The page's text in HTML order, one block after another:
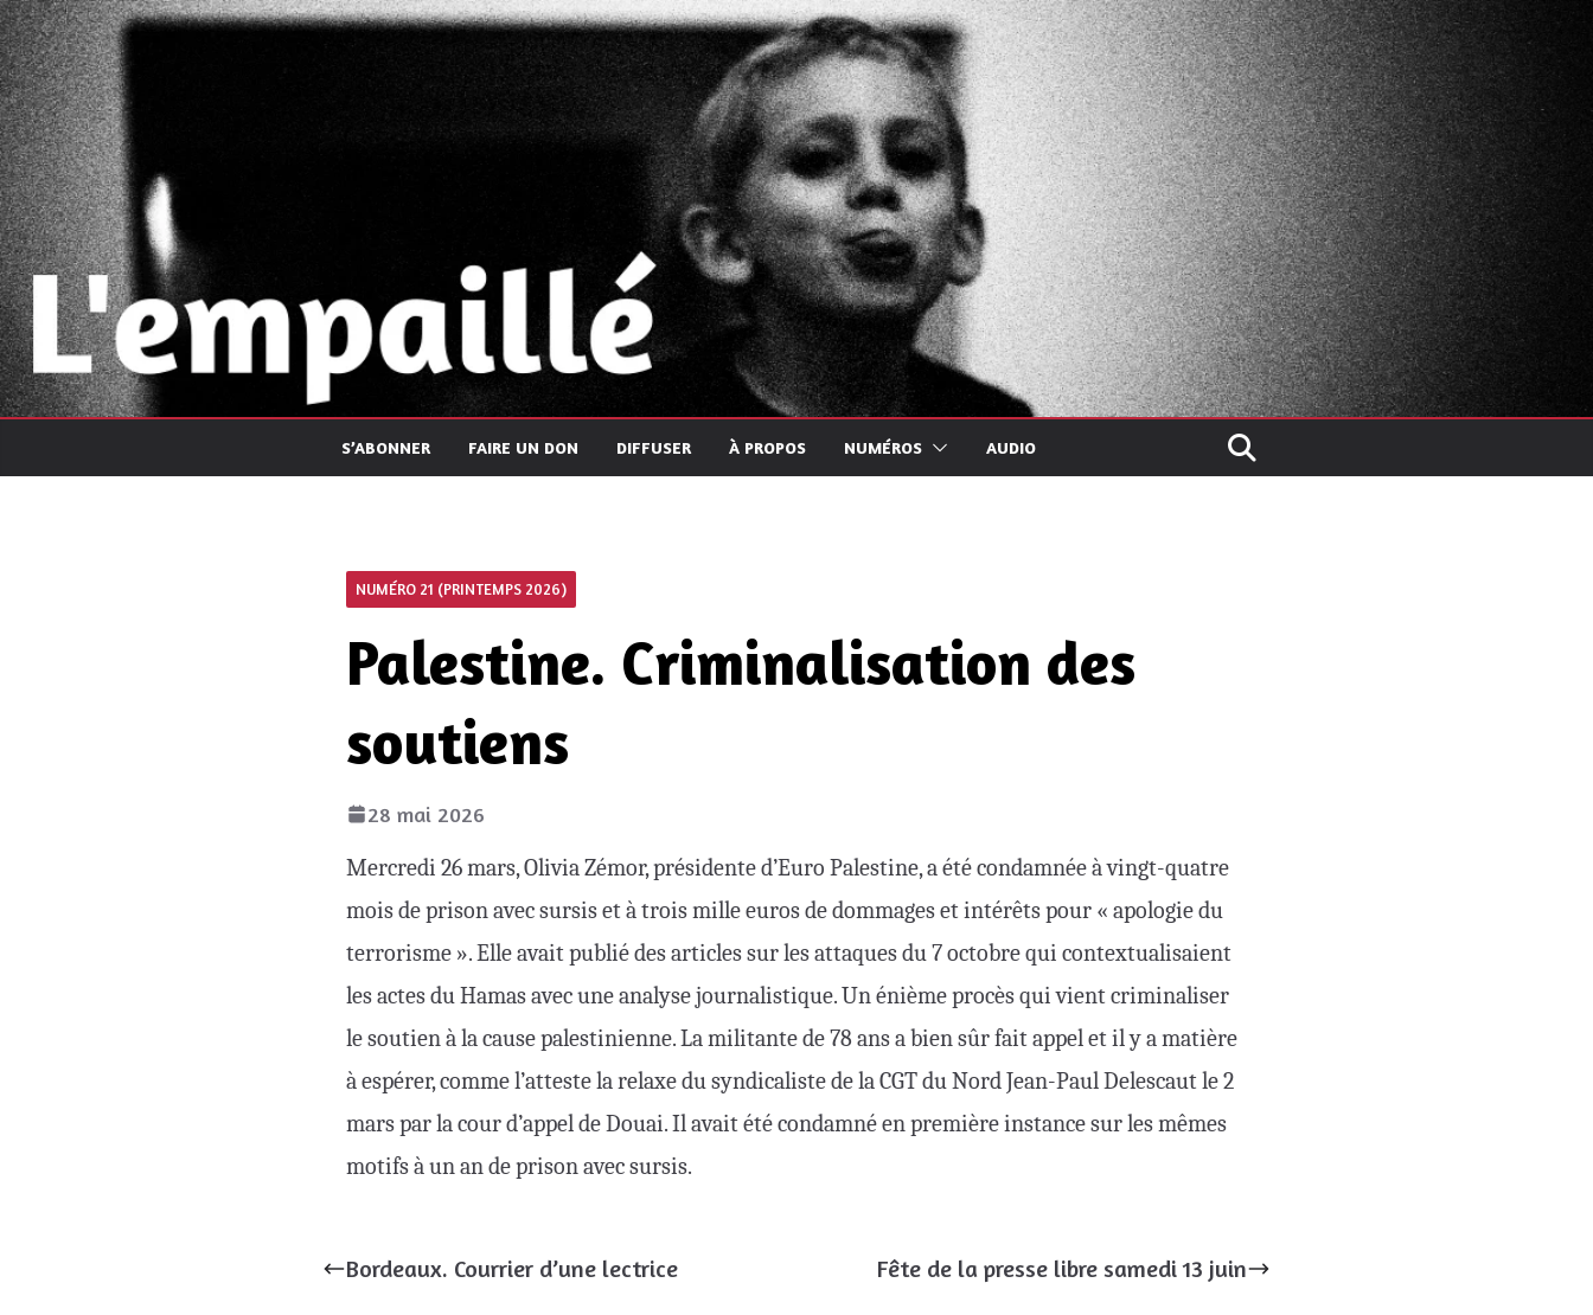
Passer
au
contenu
S’ABONNER FAIRE UN DON DIFFUSER À PROPOS NUMÉROS AUDIO
NUMÉRO 21 (PRINTEMPS 2026)
Palestine. Criminalisation des
soutiens
28 mai 2026
Mercredi 26 mars, Olivia Zémor, présidente d’Euro Palestine, a été condamnée à vingt-quatre
mois de prison avec sursis et à trois mille euros de dommages et intérêts pour « apologie du
terrorisme ». Elle avait publié des articles sur les attaques du 7 octobre qui contextualisaient
les actes du Hamas avec une analyse journalistique. Un énième procès qui vient criminaliser
le soutien à la cause palestinienne. La militante de 78 ans a bien sûr fait appel et il y a matière
à espérer, comme l’atteste la relaxe du syndicaliste de la CGT du Nord Jean-Paul Delescaut le 2
mars par la cour d’appel de Douai. Il avait été condamné en première instance sur les mêmes
motifs à un an de prison avec sursis.
Bordeaux. Courrier d’une lectrice Fête de la presse libre samedi 13 juin